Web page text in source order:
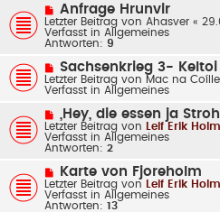
t
r
a
N
e
u
e
r
B
e
i
t
a
g
Anfrage Hrunvir
Letzter Beitrag von Ahasver «
Verfasst in Allgemeines
Antworten: 9
N
e
u
e
B
e
i
t
g
Sachsenkrieg 3-
Letzter Beitrag von Mac na
Verfasst in Allgemeines
e
u
e
r
B
e
i
t
r
„Hey, die essen ja
Letzter Beitrag von Leif Erik Holm
Verfasst in Allgemeines
Antworten: 2
N
e
u
e
Karte von Fjoreholm
Letzter Beitrag von Leif Erik Holm
Verfasst in Allgemeines
Antworten: 13